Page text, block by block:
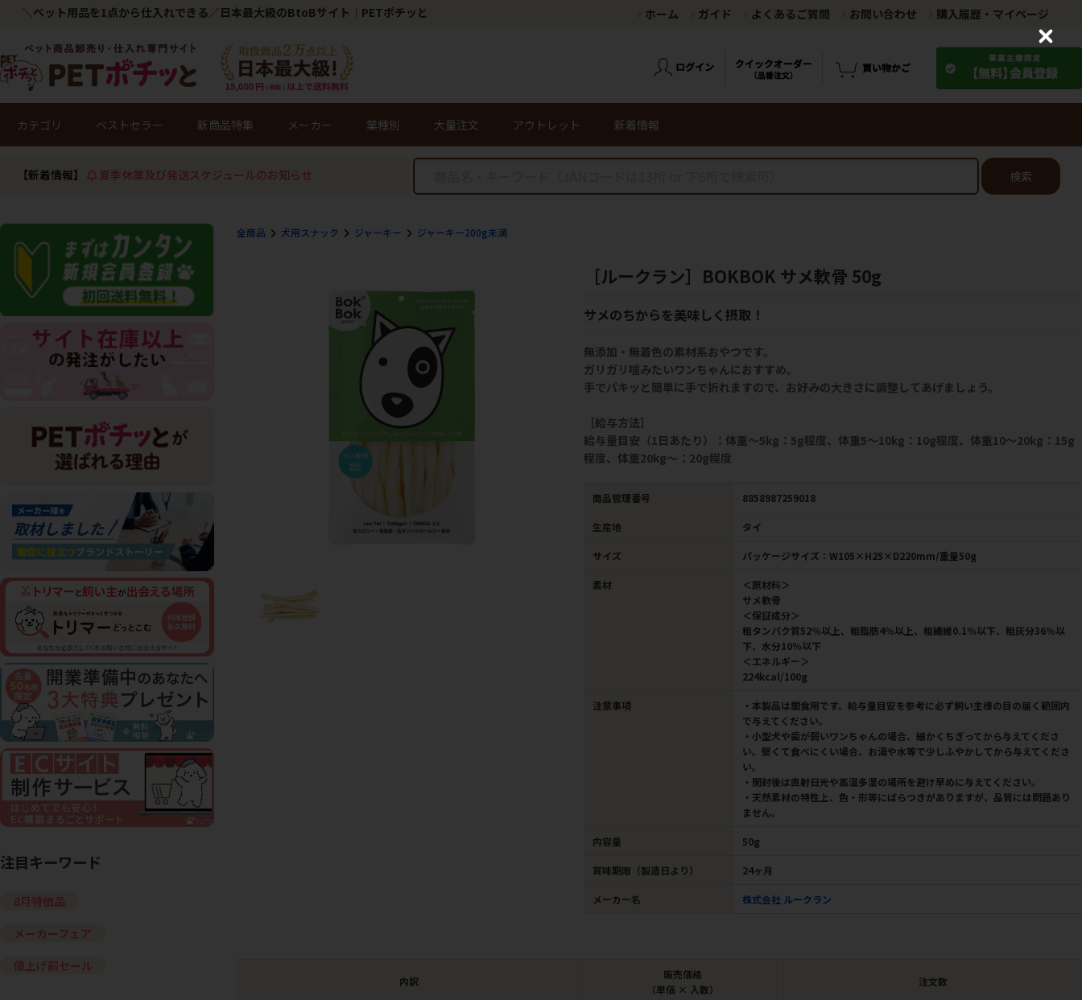
＼ペット用品を1点から仕入れできる／日本最大級のBtoBサイト｜PETポチッと ホーム ガイド よくあるご質問 お問い合わせ 購入履歴・マイページ
カテゴリ ベストセラー 新商品特集 メーカー 業種別 大量注文 アウトレット 新着情報
【新着情報】 夏季休業及び発送スケジュールのお知らせ 検索
全商品 犬用スナック ジャーキー ジャーキー200g未満
［ルークラン］BOKBOK サメ軟骨 50g
サメのちからを美味しく摂取！
無添加・無着色の素材系おやつです。
ガリガリ噛みたいワンちゃんにおすすめ。
手でパキッと簡単に手で折れますので、お好みの大きさに調整してあげましょう。
［給与方法］
給与量目安（1日あたり）：体重～5kg：5g程度、体重5～10kg：10g程度、体重10～20kg：15g
程度、体重20kg～：20g程度
商品管理番号 8858987259018
生産地 タイ
サイズ パッケージサイズ：W105×H25×D220mm/重量50g
素材
＜原材料＞
サメ軟骨
＜保証成分＞
粗タンパク質52％以上、粗脂肪4％以上、粗繊維0.1％以下、粗灰分36％以
下、水分10％以下
＜エネルギー＞
224kcal/100g
注意事項
・本製品は間食用です。給与量目安を参考に必ず飼い主様の目の届く範囲内
で与えてください。
・小型犬や歯が弱いワンちゃんの場合、細かくちぎってから与えてくださ
い。堅くて食べにくい場合、お湯や水等で少しふやかしてから与えてくださ
い。
・開封後は直射日光や高温多湿の場所を避け早めに与えてください。
・天然素材の特性上、色・形等にばらつきがありますが、品質には問題あり
ません。
内容量 50g
賞味期限（製造日より） 24ヶ月
メーカー名 株式会社 ルークラン
内訳
販売価格
（単価 × 入数）
注文数
注目キーワード
8月特価品
メーカーフェア
値上げ前セール
C
o
s
e